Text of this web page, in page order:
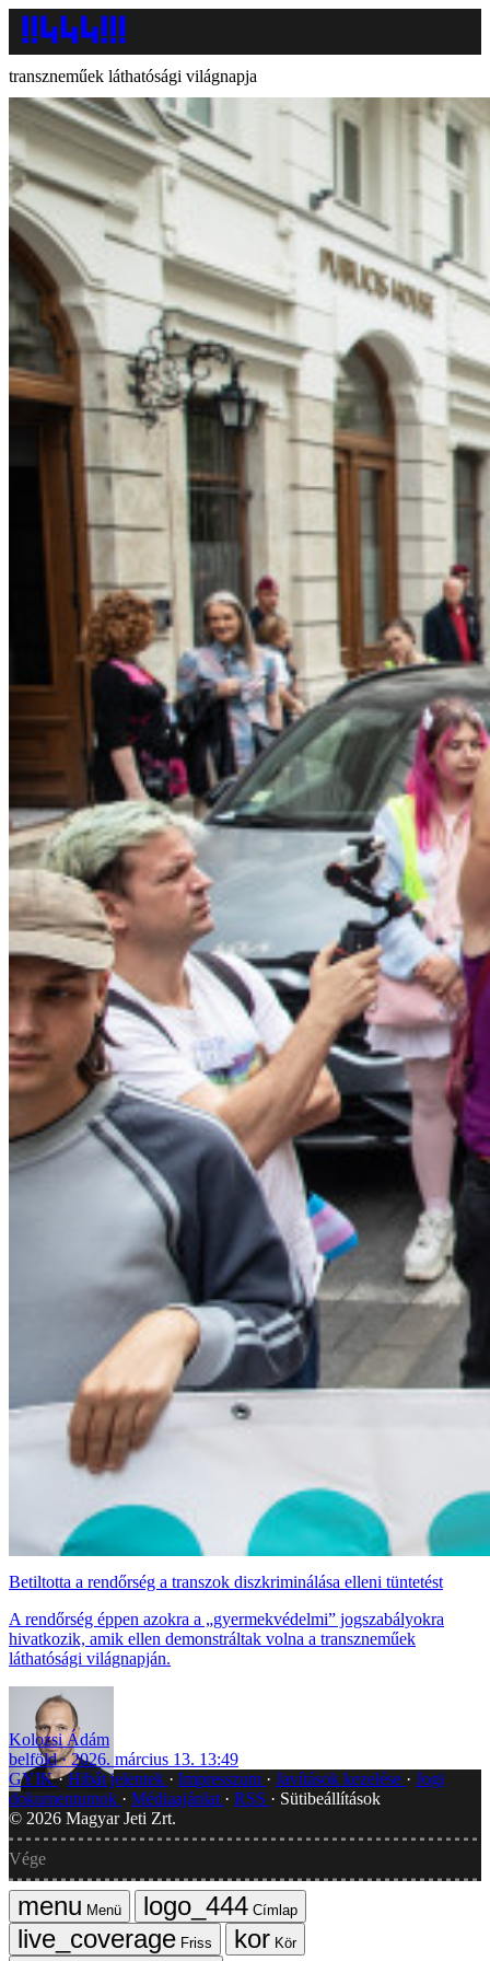
transzneműek láthatósági világnapja
Betiltotta a rendőrség a transzok diszkriminálása elleni tüntetést
A rendőrség éppen azokra a „gyermekvédelmi” jogszabályokra
hivatkozik, amik ellen demonstráltak volna a transzneműek
láthatósági világnapján.
Kolozsi Ádám
belföld
2026. március 13. 13:49
GYIK Hibát jelentek Impresszum Javítások kezelése
Jogi
dokumentumok
Médiaajánlat RSS
Sütibeállítások
© 2026 Magyar Jeti Zrt.
Vége
Menü
Címlap
Friss
Kör